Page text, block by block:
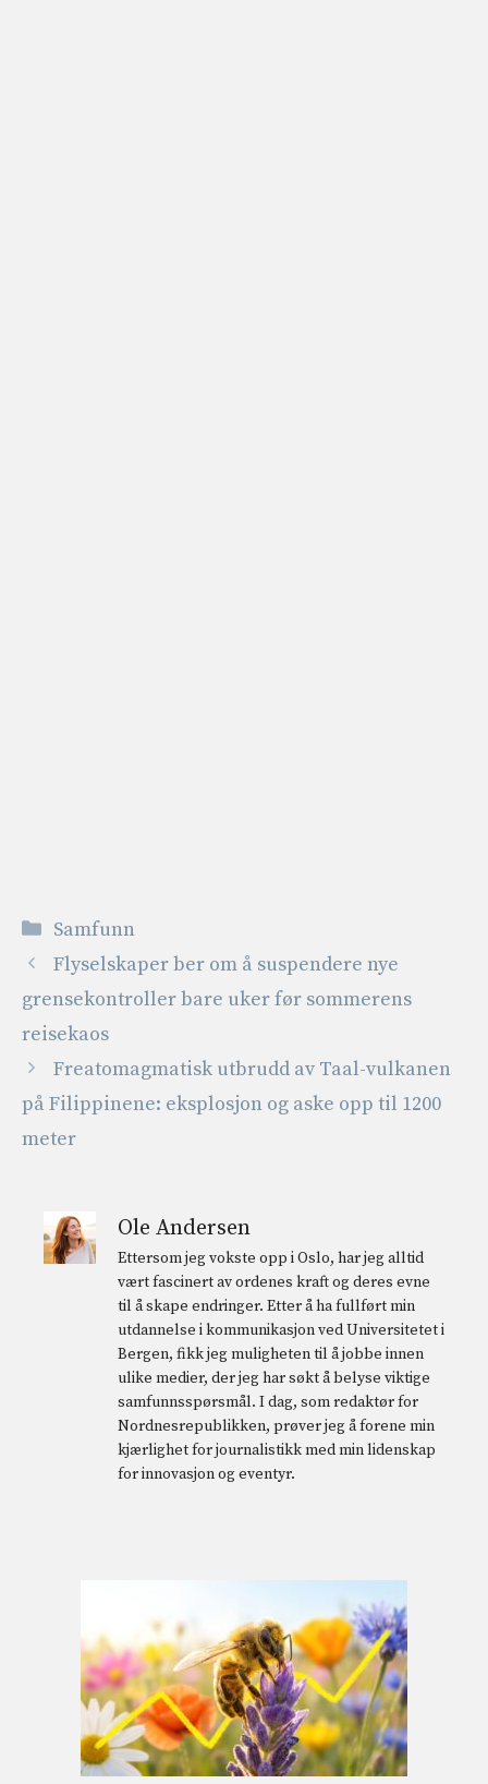
Kategorier
Samfunn
Flyselskaper ber om å suspendere nye
grensekontroller bare uker før sommerens
reisekaos
Freatomagmatisk utbrudd av Taal-vulkanen
på Filippinene: eksplosjon og aske opp til 1200
meter
Ole Andersen
Ettersom jeg vokste opp i Oslo, har jeg alltid
vært fascinert av ordenes kraft og deres evne
til å skape endringer. Etter å ha fullført min
utdannelse i kommunikasjon ved Universitetet i
Bergen, fikk jeg muligheten til å jobbe innen
ulike medier, der jeg har søkt å belyse viktige
samfunnsspørsmål. I dag, som redaktør for
Nordnesrepublikken, prøver jeg å forene min
kjærlighet for journalistikk med min lidenskap
for innovasjon og eventyr.